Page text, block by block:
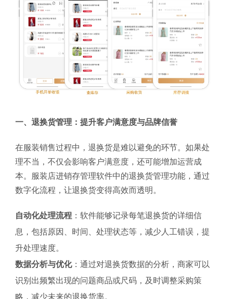
一、退换货管理：提升客户满意度与品牌信誉
在服装销售过程中，退换货是难以避免的环节。如果处
理不当，不仅会影响客户满意度，还可能增加运营成
本。服装店进销存管理软件中的退换货管理功能，通过
数字化流程，让退换货变得高效而透明。
自动化处理流程 ：软件能够记录每笔退换货的详细信
息，包括原因、时间、处理状态等，减少人工错误，提
升处理速度。
数据分析与优化：通过对退换货数据的分析，商家可以
识别出频繁出现的问题商品或尺码，及时调整采购策
略，减少未来的退换货率。